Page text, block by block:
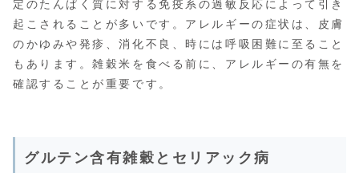
定のたんぱく質に対する免疫系の過敏反応によって引き
起こされることが多いです。アレルギーの症状は、皮膚
のかゆみや発疹、消化不良、時には呼吸困難に至ること
もあります。雑穀米を食べる前に、アレルギーの有無を
確認することが重要です。
グルテン含有雑穀とセリアック病